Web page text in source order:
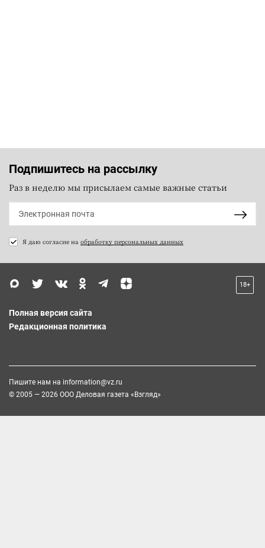
Подпишитесь на рассылку
Раз в неделю мы присылаем самые важные статьи
Я даю согласие на обработку персональных данных
18+
Полная версия сайта
Редакционная политика
Пишите нам на information@vz.ru
© 2005 — 2026 ООО Деловая газета «Взгляд»